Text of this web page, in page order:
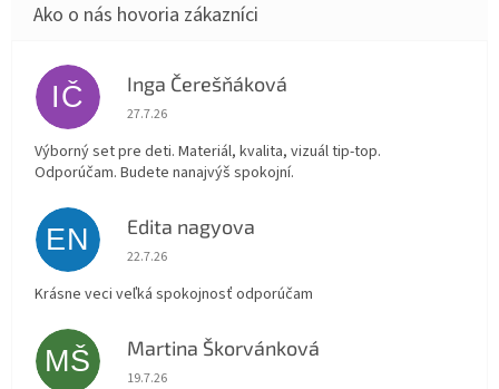
IČ Inga Čerešňáková
Hodnotenie obchodu je 5 z 5 hviezdičiek.
27.7.26
Výborný set pre deti. Materiál, kvalita, vizuál tip-top.
Odporúčam. Budete nanajvýš spokojní.
EN Edita nagyova
Hodnotenie obchodu je 5 z 5 hviezdičiek.
22.7.26
Krásne veci veľká spokojnosť odporúčam
MŠ Martina Škorvánková
Hodnotenie obchodu je 5 z 5 hviezdičiek.
19.7.26